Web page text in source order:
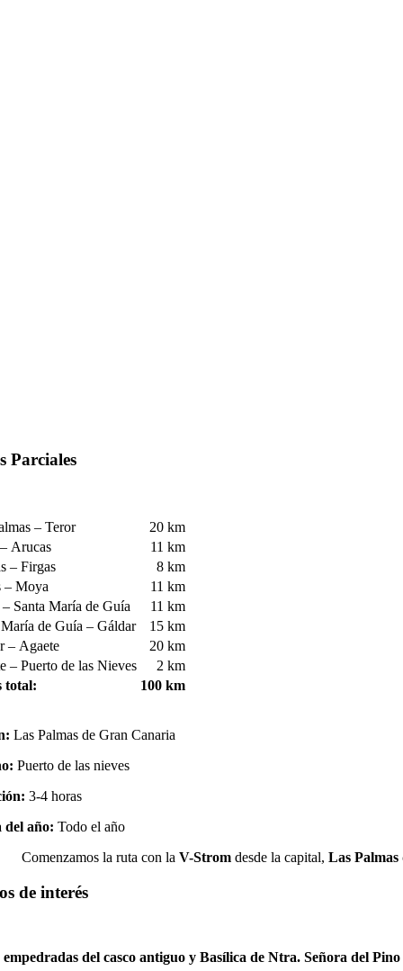
Parciales
– Teror
20 km
Arucas
11 km
– Firgas
8 km
– Moya
11 km
Santa María de Guía
11 km
María de Guía – Gáldar
15 km
– Agaete
20 km
– Puerto de las Nieves
2 km
total:
100 km
Las Palmas de Gran Canaria
Puerto de las nieves
3-4 horas
del año:Todo el año
Comenzamos la ruta con la V-Strom desde la capital, Las
de interés
empedradas del casco antiguo y Basílica de Ntra. Señora del Pino